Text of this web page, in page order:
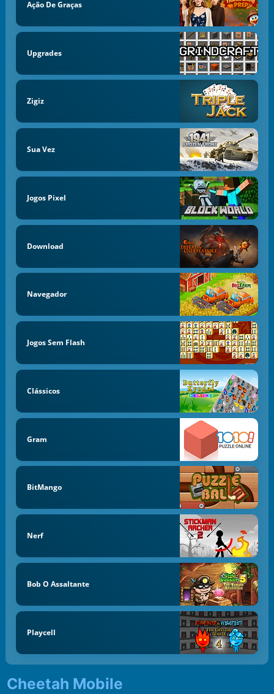
Ação De Graças
Upgrades
Zigiz
Sua Vez
Jogos Pixel
Download
Navegador
Jogos Sem Flash
Clássicos
Gram
BitMango
Nerf
Bob O Assaltante
Playcell
Cheetah Mobile